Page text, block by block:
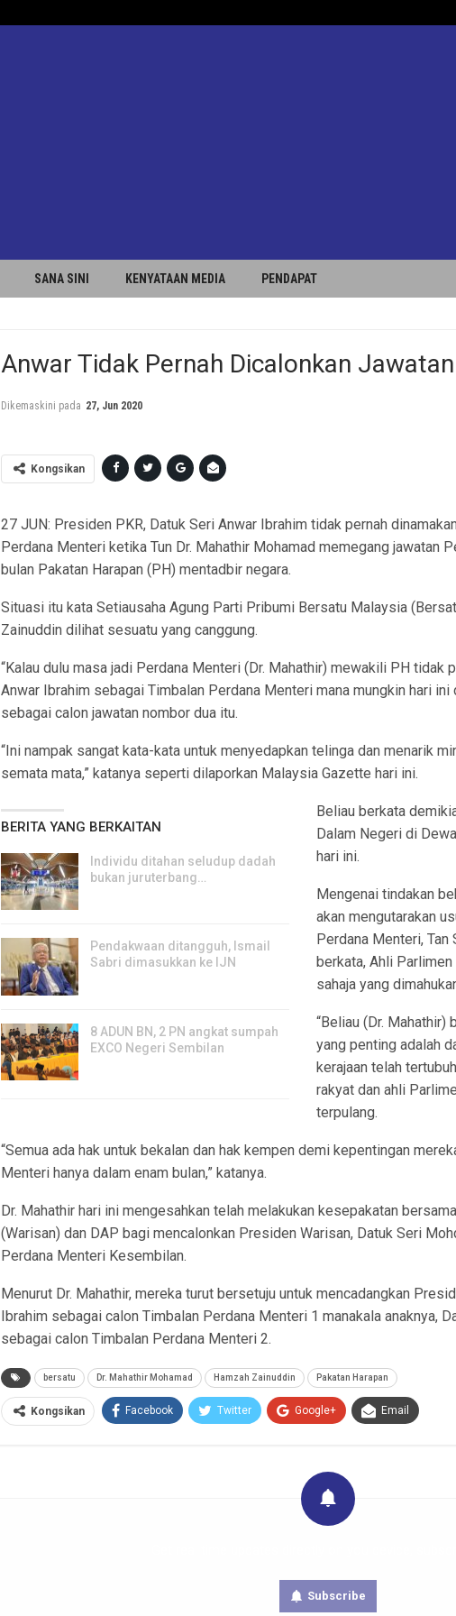
SANA SINI KENYATAAN MEDIA PENDAPAT
Anwar Tidak Pernah Dicalonkan
Dikemaskini pada 27, Jun 2020
Kongsikan
27 JUN: Presiden PKR, Datuk Seri Anwar Ibrahim tidak pernah
Perdana Menteri ketika Tun Dr. Mahathir Mohamad memegang jawatan
bulan Pakatan Harapan (PH) mentadbir negara.
Situasi itu kata Setiausaha Agung Parti Pribumi Bersatu Malaysia
Zainuddin dilihat sesuatu yang canggung.
“Kalau dulu masa jadi Perdana Menteri (Dr. Mahathir) mewakili PH tidak
Anwar Ibrahim sebagai Timbalan Perdana Menteri mana mungkin hari ini
sebagai calon jawatan nombor dua itu.
“Ini nampak sangat kata-kata untuk menyedapkan telinga dan menarik
semata mata,” katanya seperti dilaporkan Malaysia Gazette hari ini.
BERITA YANG BERKAITAN
Individu ditahan seludup dadah
bukan juruterbang…
Pendakwaan ditangguh, Ismail
Sabri dimasukkan ke IJN
8 ADUN BN, 2 PN angkat sumpah
EXCO Negeri Sembilan
Beliau berkata
Dalam Negeri di
hari ini.
Mengenai tindakan
akan mengutarakan
Perdana Menteri, Tan
berkata, Ahli
sahaja yang
“Beliau (Dr. Mahathir)
yang penting adalah
kerajaan telah
rakyat dan ahli
terpulang.
“Semua ada hak untuk bekalan dan hak kempen demi kepentingan
Menteri hanya dalam enam bulan,” katanya.
Dr. Mahathir hari ini mengesahkan telah melakukan kesepakatan
(Warisan) dan DAP bagi mencalonkan Presiden Warisan, Datuk Seri
Perdana Menteri Kesembilan.
Menurut Dr. Mahathir, mereka turut bersetuju untuk mencadangkan
Ibrahim sebagai calon Timbalan Perdana Menteri 1 manakala anaknya,
sebagai calon Timbalan Perdana Menteri 2.
bersatu Dr. Mahathir Mohamad Hamzah Zainuddin Pakatan Harapan
Kongsikan Facebook Twitter Google+ Email
Subscribe